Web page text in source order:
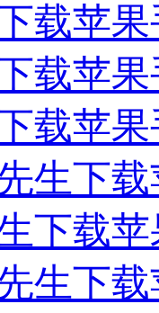
载苹
载苹
载苹
生下
下载
生下